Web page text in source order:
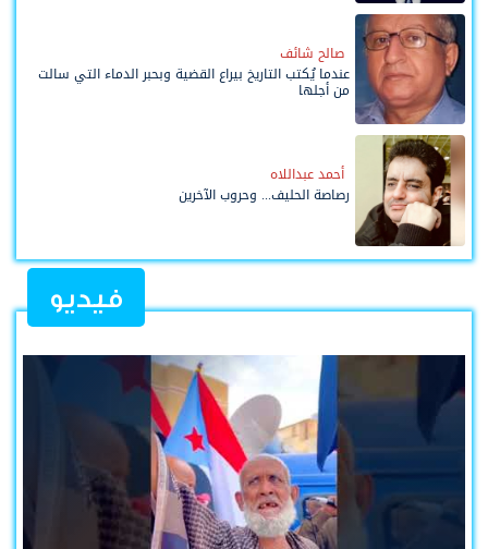
صالح شائف
عندما يُكتب التاريخ بيراع القضية وبحبر الدماء التي سالت
من أجلها
أحمد عبداللاه
رصاصة الحليف... وحروب الآخرين
فيديو